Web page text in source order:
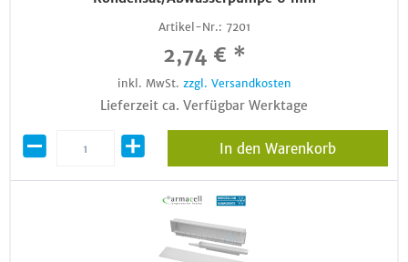
Artikel-Nr.: 7201
2,74 € *
inkl. MwSt. zzgl. Versandkosten
Lieferzeit ca. Verfügbar Werktage
In den Warenkorb